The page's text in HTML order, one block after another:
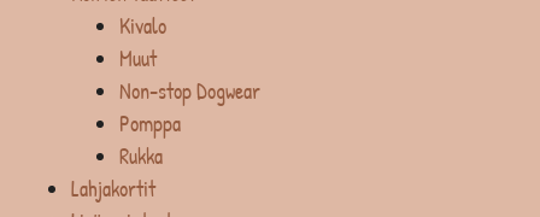
Kivalo
Muut
Non-stop Dogwear
Pomppa
Rukka
Lahjakortit